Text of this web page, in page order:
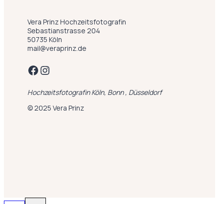
Vera Prinz Hochzeitsfotografin
Sebastianstrasse 204
50735 Köln
mail@veraprinz.de
Facebook
Instagram
Hochzeitsfotografin Köln, Bonn , Düsseldorf
© 2025 Vera Prinz